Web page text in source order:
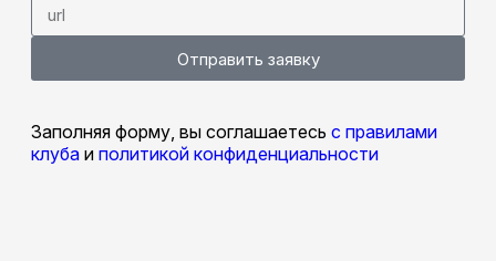
Отправить заявку
Заполняя форму, вы соглашаетесь с правилами
клуба и политикой конфиденциальности